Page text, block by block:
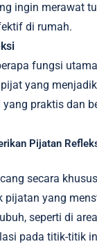
ingin merawat
di rumah.
fungsi
yang
praktis dan
Pijatan
secara
pijatan yang
seperti di
pada titik-titik